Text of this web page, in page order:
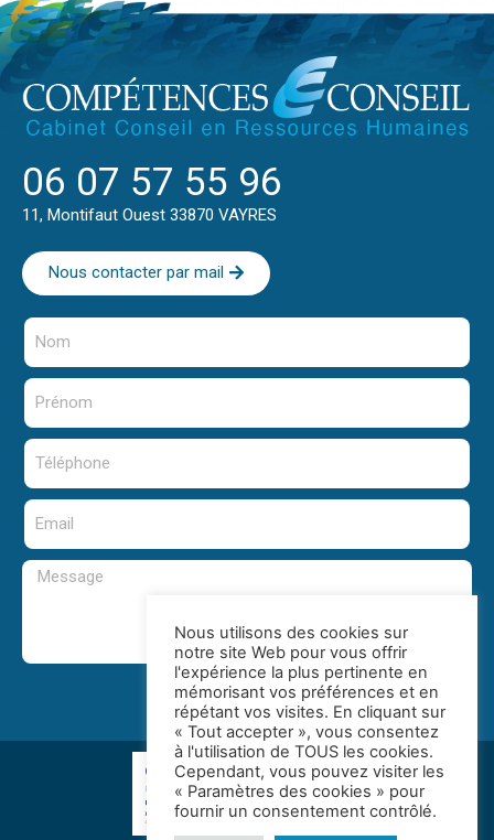
06 07 57 55 96
11, Montifaut Ouest 33870 VAYRES
Nous contacter par mail
Envoyer
Nous utilisons des cookies sur
notre site Web pour vous offrir
l'expérience la plus pertinente en
mémorisant vos préférences et en
répétant vos visites. En cliquant sur
« Tout accepter », vous consentez
à l'utilisation de TOUS les cookies.
Cependant, vous pouvez visiter les
« Paramètres des cookies » pour
fournir un consentement contrôlé.